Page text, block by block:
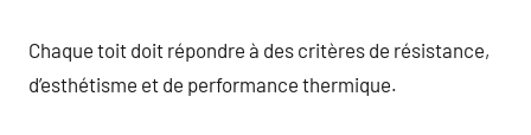
Chaque toit doit répondre à des critères de résistance,
d’esthétisme et de performance thermique.